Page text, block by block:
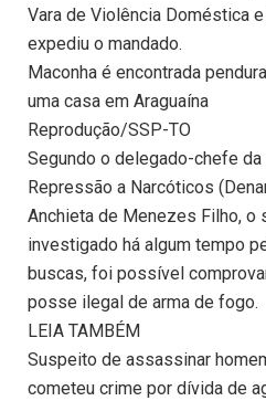
Vara de Violência Doméstica
expediu o mandado.
Maconha é encontrada
uma casa em Araguaína
Reprodução/SSP-TO
Segundo o delegado-chefe
Repressão a Narcóticos
Anchieta de Menezes Filho, o
investigado há algum tempo
buscas, foi possível
posse ilegal de arma de fogo.
LEIA TAMBÉM
Suspeito de assassinar
cometeu crime por dívida de